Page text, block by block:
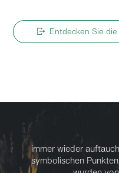
Entdecken Sie
immer wieder
symbolischen